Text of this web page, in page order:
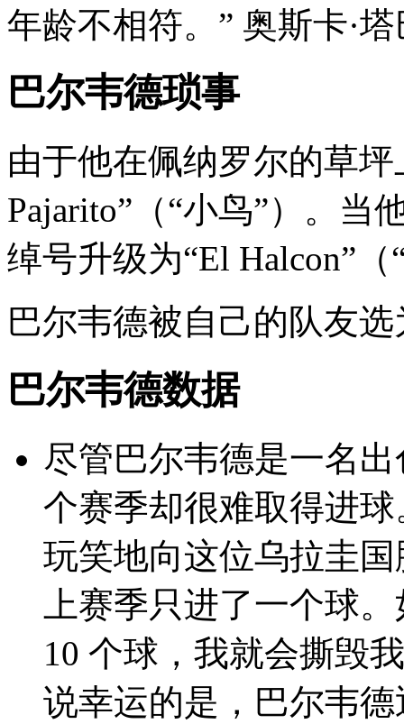
年龄不相符。” 奥斯卡·
巴尔韦德琐事
由于他在佩纳罗尔的草坪
Pajarito”（“小鸟”）。当
绰号升级为“El Halcon”（
巴尔韦德被自己的队友
巴尔韦德数据
尽管巴尔韦德是一名出
个赛季却很难取得进球
玩笑地向这位乌拉圭国脚
上赛季只进了一个球
10 个球，我就会撕
说幸运的是，巴尔韦